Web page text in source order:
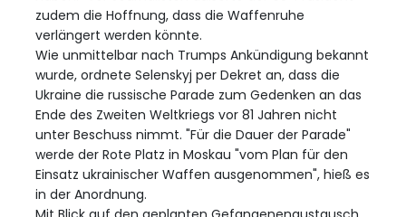
zudem die Hoffnung, dass die Waffenruhe
verlängert werden könnte.
Wie unmittelbar nach Trumps Ankündigung bekannt
wurde, ordnete Selenskyj per Dekret an, dass die
Ukraine die russische Parade zum Gedenken an das
Ende des Zweiten Weltkriegs vor 81 Jahren nicht
unter Beschuss nimmt. "Für die Dauer der Parade"
werde der Rote Platz in Moskau "vom Plan für den
Einsatz ukrainischer Waffen ausgenommen", hieß es
in der Anordnung.